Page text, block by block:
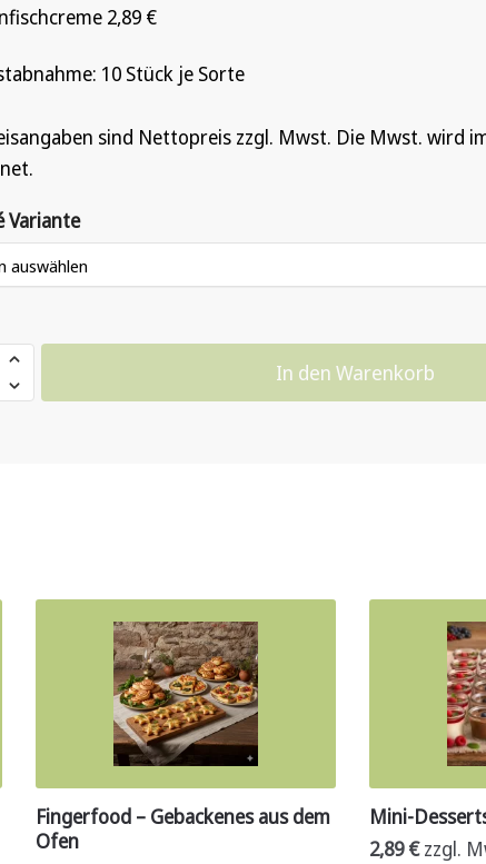
2,89 €
10 Stück je Sorte
sind Nettopreis zzgl. Mwst. Die Mwst. wird
Variante
In den Warenkorb
Fingerfood – Gebackenes aus dem
Ofen
Mini-
2,89€ zzgl.